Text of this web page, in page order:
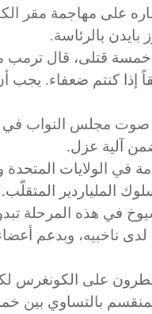
على مهاجمة مقر
بالرئاسة.
قتلى، قال ترمب
إذا كنتم ضعفاء. يجب
آلية عزل.
في الولايات المتحدة
الملياردير المتقلّب.
في هذه المرحلة
ناخبيه، وبدعم
على الكونغرس
بالتساوي بين